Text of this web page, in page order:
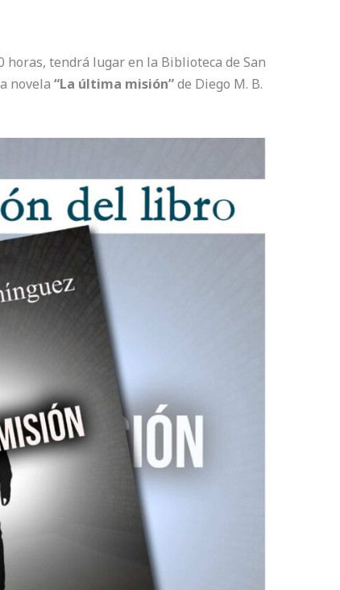
horas, tendrá lugar en la Biblioteca de San
novela “La última misión”de Diego M. B.